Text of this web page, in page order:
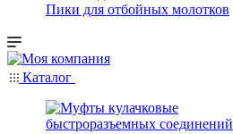
Пики для отбойных молотков
Каталог